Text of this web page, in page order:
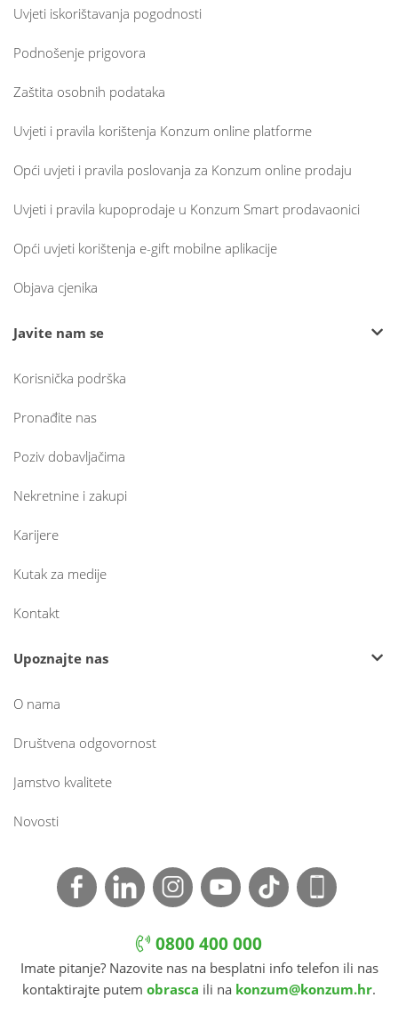
Uvjeti iskorištavanja pogodnosti
Podnošenje prigovora
Zaštita osobnih podataka
Uvjeti i pravila korištenja Konzum online platforme
Opći uvjeti i pravila poslovanja za Konzum online prodaju
Uvjeti i pravila kupoprodaje u Konzum Smart prodavaonici
Opći uvjeti korištenja e-gift mobilne aplikacije
Objava cjenika
Javite nam se
Korisnička podrška
Pronađite nas
Poziv dobavljačima
Nekretnine i zakupi
Karijere
Kutak za medije
Kontakt
Upoznajte nas
O nama
Društvena odgovornost
Jamstvo kvalitete
Novosti
0800 400 000
Imate pitanje? Nazovite nas na besplatni info telefon ili nas
kontaktirajte putem obrasca ili na konzum@konzum.hr.